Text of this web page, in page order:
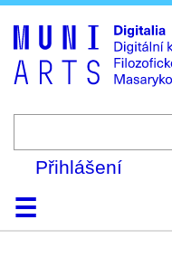
Přihlášení
DomůKolekce
Prohlížení
Vyhledávání
O